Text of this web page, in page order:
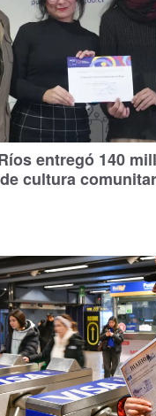
entregó 140
cultura